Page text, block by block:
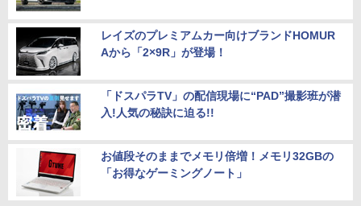
レイズのプレミアムカー向けブランドHOMUR
Aから「2×9R」が登場！
「ドスパラTV」の配信現場に“PAD”撮影班が潜
入!人気の秘訣に迫る!!
お値段そのままでメモリ倍増！メモリ32GBの
「お得なゲーミングノート」